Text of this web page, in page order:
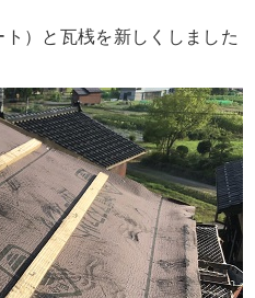
）と瓦桟を新しくしました